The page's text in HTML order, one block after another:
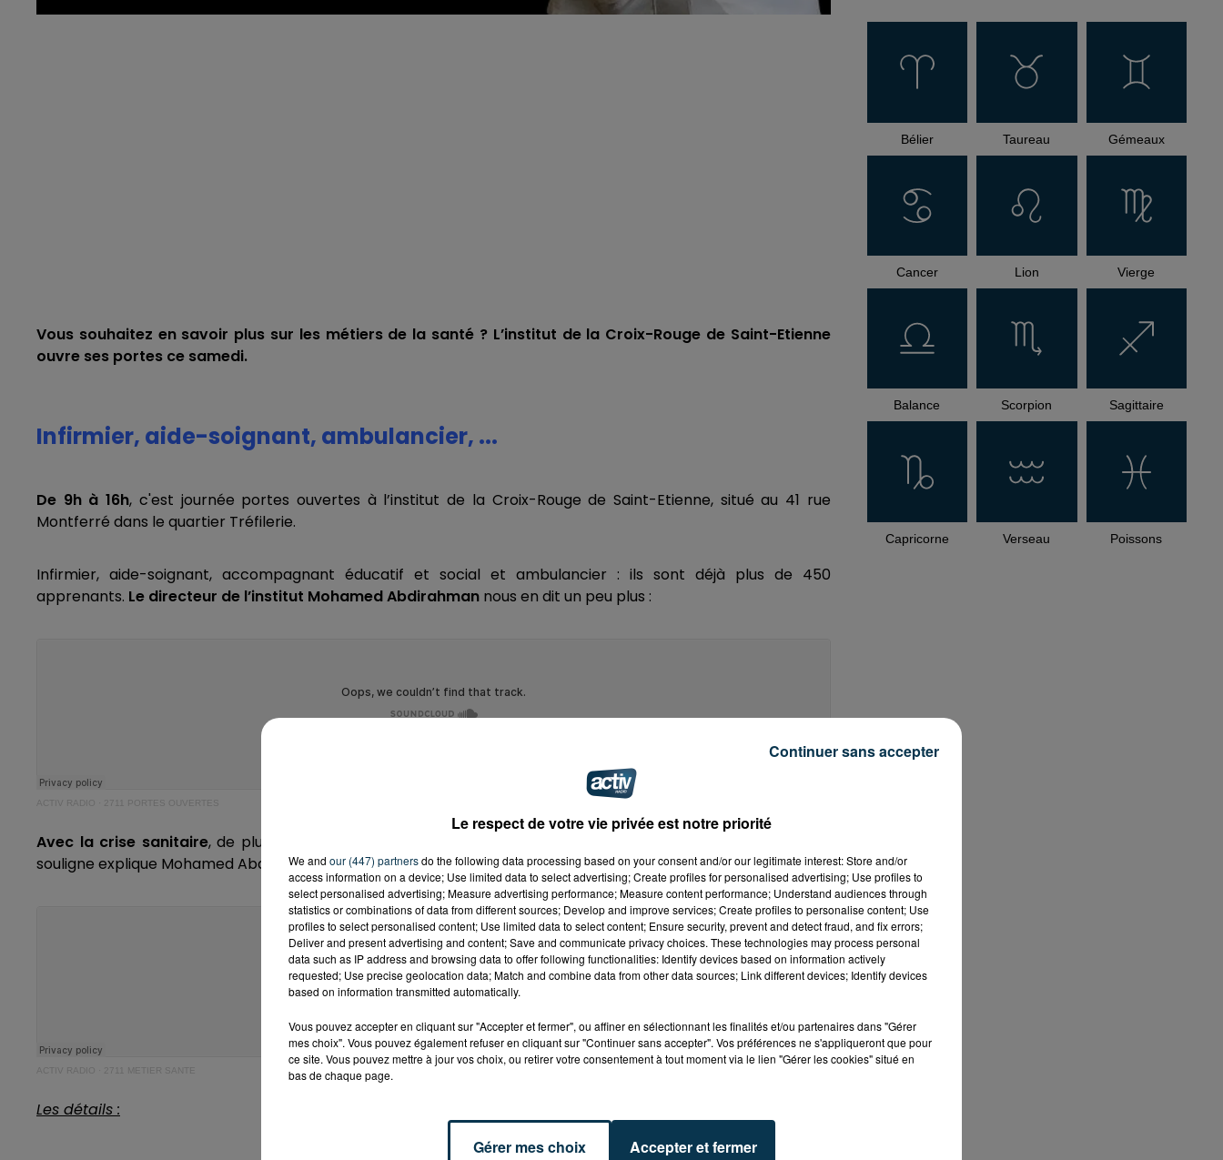
Vous souhaitez en savoir plus sur les métiers de la santé ? L’institut de la Croix-Rouge de Saint-Etienne
ouvre ses portes ce samedi.
Infirmier, aide-soignant, ambulancier, ...
De 9h à 16h, c'est journée portes ouvertes à l’institut de la Croix-Rouge de Saint-Etienne, situé au 41 rue
Montferré dans le quartier Tréfilerie.
Infirmier, aide-soignant, accompagnant éducatif et social et ambulancier : ils sont déjà plus de 450
apprenants. Le directeur de l’institut Mohamed Abdirahman nous en dit un peu plus :
ACTIV RADIO 2711 PORTES OUVERTES
Avec la crise sanitaire, de plus en plus de jeunes veulent travailler dans le secteur de la santé, comme le
souligne explique Mohamed Abdirahman :
ACTIV RADIO 2711 METIER SANTE
Les détails :
Bélier Taureau Gémeaux
Cancer Lion Vierge
Balance Scorpion Sagittaire
Capricorne Verseau Poissons
Le respect de votre vie privée est notre priorité
We and our (447) partnersdo the following data processing based on your consent and/or our legitimate interest: Store and/or
access information on a device; Use limited data to select advertising; Create profiles for personalised advertising; Use profiles to
select personalised advertising; Measure advertising performance; Measure content performance; Understand audiences through
statistics or combinations of data from different sources; Develop and improve services; Create profiles to personalise content; Use
profiles to select personalised content; Use limited data to select content; Ensure security, prevent and detect fraud, and fix errors;
Deliver and present advertising and content; Save and communicate privacy choices. These technologies may process personal
data such as IP address and browsing data to offer following functionalities: Identify devices based on information actively
requested; Use precise geolocation data; Match and combine data from other data sources; Link different devices; Identify devices
based on information transmitted automatically.
Vous pouvez accepter en cliquant sur "Accepter et fermer", ou affiner en sélectionnant les finalités et/ou partenaires dans "Gérer
mes choix". Vous pouvez également refuser en cliquant sur "Continuer sans accepter". Vos préférences ne s'appliqueront que pour
ce site. Vous pouvez mettre à jour vos choix, ou retirer votre consentement à tout moment via le lien "Gérer les cookies" situé en
bas de chaque page.
Gérer mes choix Accepter et fermer
Continuer sans accepter